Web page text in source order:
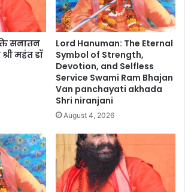
सनातन
महंत डॉ
Lord Hanuman: The Eternal
Symbol of Strength,
Devotion, and Selfless
Service Swami Ram Bhajan
Van panchayati akhada
Shri niranjani
August 4, 2026